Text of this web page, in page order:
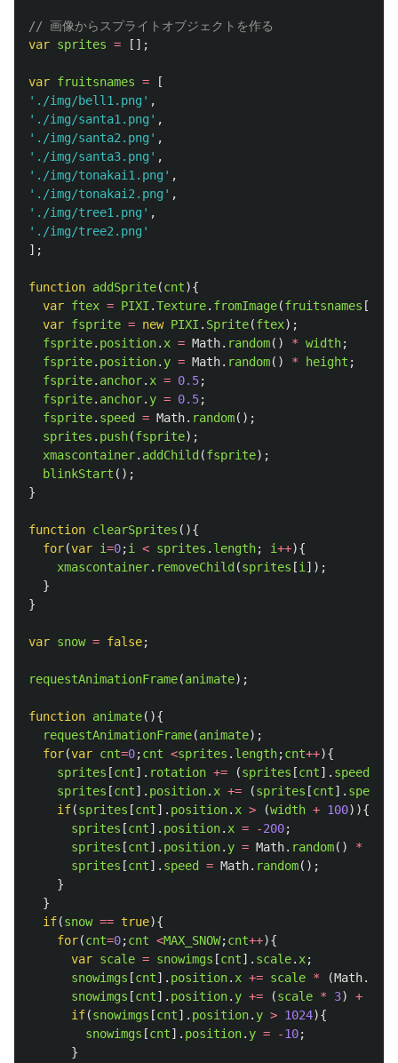
// 画像からスプライトオブジェクトを作る
var sprites = [];
var fruitsnames =
[
' ./img/bell1.png ' ,
' ./img/santa1.png ' ,
' ./img/santa2.png ' ,
' ./img/santa3.png ' ,
' ./img/tonakai1.png ' ,
' ./img/tonakai2.png ' ,
' ./img/tree1.png ' ,
' ./img/tree2.png '
];
function addSprite(cnt){
var ftex = PIXI .Texture. fromImage(fruitsnames [
var fsprite = new PIXI . Sprite(ftex);
fsprite. position. x = Math. random() * width;
fsprite. position. y = Math. random() * height ;
fsprite. anchor. x = 0.5;
fsprite. anchor. y = 0.5;
fsprite. speed = Math. random();
sprites . push(fsprite);
xmascontainer. addChild (fsprite);
blinkStart ();
}
function clearSprites (){
for(var i=0;i < sprites . length; i++){
xmascontainer. removeChild (sprites [i ]);
}
}
var snow = false;
requestAnimationFrame(animate);
function animate(){
requestAnimationFrame(animate);
for(var cnt=0;cnt <sprites . length;cnt++){
sprites [cnt]. rotation += (sprites [cnt]. speed
sprites [cnt]. position. x += (sprites [cnt]. speed
if(sprites [cnt]. position. x > (width + 100)){
sprites [cnt]. position. x = -200;
sprites [cnt]. position. y = Math. random() *
sprites [cnt]. speed = Math. random();
}
}
if(snow == true){
for(cnt=0;cnt <MAX_SNOW;cnt++){
var scale = snowimgs [cnt]. scale. x;
snowimgs [cnt]. position. x += scale * (Math.
snowimgs [cnt]. position. y += (scale * 3) +
if(snowimgs [cnt]. position. y > 1024){
snowimgs [cnt]. position. y = -10;
}